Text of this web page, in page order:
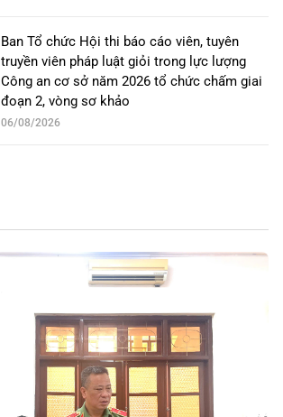
Ban Tổ chức Hội thi báo cáo viên, tuyên
truyền viên pháp luật giỏi trong lực lượng
Công an cơ sở năm 2026 tổ chức chấm giai
đoạn 2, vòng sơ khảo
06/08/2026